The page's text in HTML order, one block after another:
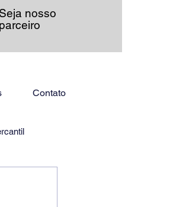
Seja nosso
parceiro
Contato